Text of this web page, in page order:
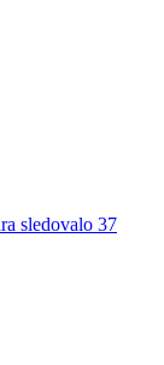
sledovalo 37